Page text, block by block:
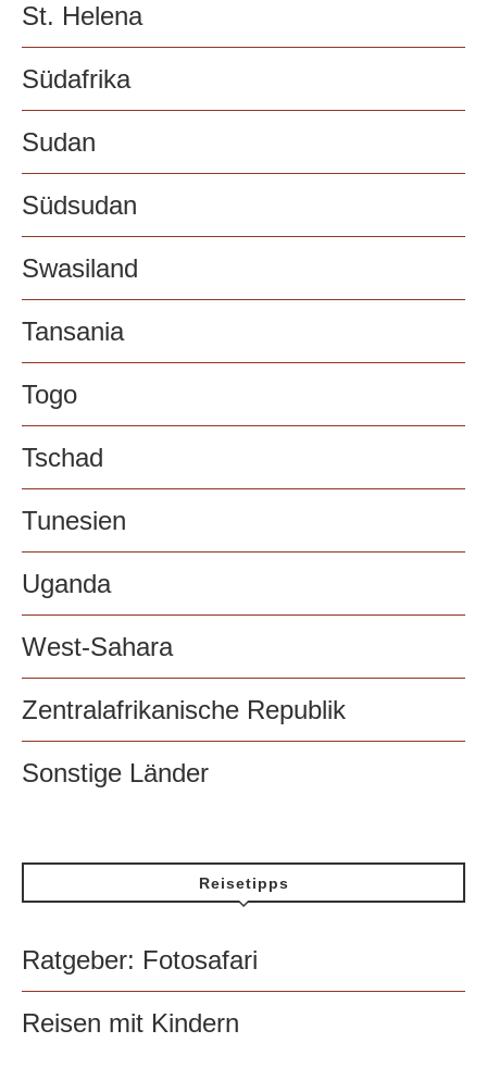
St. Helena
Südafrika
Sudan
Südsudan
Swasiland
Tansania
Togo
Tschad
Tunesien
Uganda
West-Sahara
Zentralafrikanische Republik
Sonstige Länder
Reisetipps
Ratgeber: Fotosafari
Reisen mit Kindern